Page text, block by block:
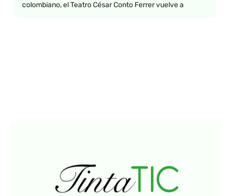
colombiano, el Teatro César Conto Ferrer vuelve a